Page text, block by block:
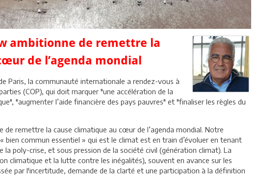
ambitionne de remettre la
de l’agenda mondial
Paris, la communauté internationale a rendez-vous à
(COP), qui doit marquer "une accélération de la
"augmenter l’aide financière des pays pauvres" et "finaliser les règles du
de remettre la cause climatique au cœur de l’agenda mondial. Notre
bien commun essentiel » qui est le climat est en train d’évoluer en tenant
la poly-crise, et sous pression de la société civil (génération climat). La
climatique et la lutte contre les inégalités), souvent en avance sur les
par l'incertitude, demande de la clarté et une participation à la définition